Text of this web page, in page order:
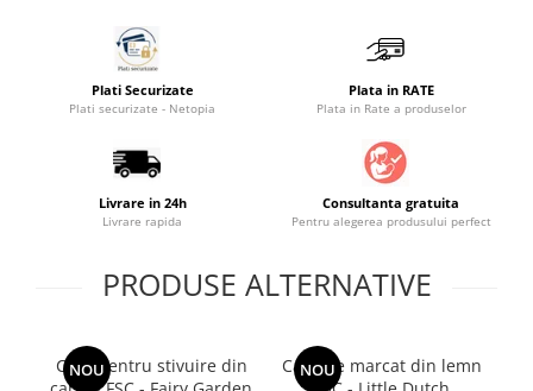
Saltele masa de infasat
Monitorizare video
Perne pentru bebe
Piscine cu bile
Pompe de san
Protectie saltea patut
Saltele 140x70 cm
Saltele 160x80 cm
Plati Securizate
Plati securizate - Netopia
Plata in RATE
Plata in Rate a produselor
Livrare in 24h
Livrare rapida
Consultanta gratuita
Pentru alegerea produsului perfect
PRODUSE ALTERNATIVE
NOU
Cutii pentru stivuire din
NOU
Casa de marcat din lemn